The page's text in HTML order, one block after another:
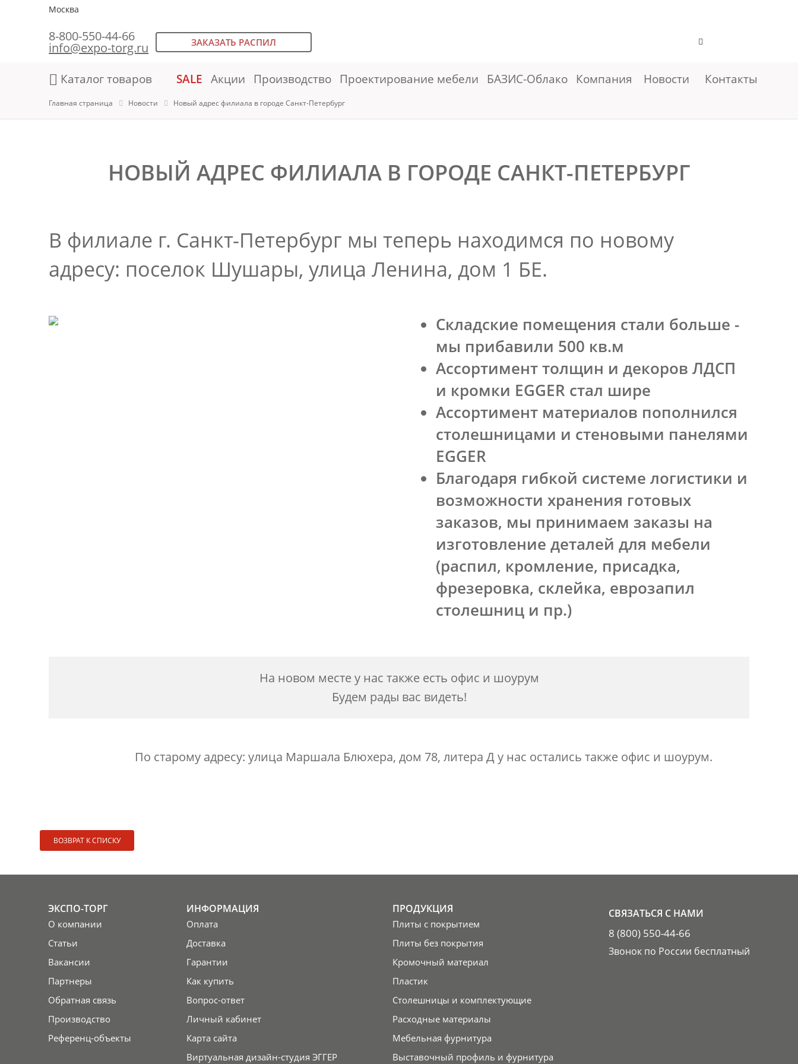
Москва
8-800-550-44-66
info@expo-torg.ru ЗАКАЗАТЬ РАСПИЛ
Каталог товаров SALE Акции Производство Проектирование мебели БАЗИС-Облако Компания Новости Контакты
Главная страница Новости Новый адрес филиала в городе Санкт-Петербург
НОВЫЙ АДРЕС ФИЛИАЛА В ГОРОДЕ САНКТ-ПЕТЕРБУРГ
В филиале г. Санкт-Петербург мы теперь находимся по новому
адресу: поселок Шушары, улица Ленина, дом 1 БЕ.
Складские помещения стали больше -
мы прибавили 500 кв.м
Ассортимент толщин и декоров ЛДСП
и кромки EGGER стал шире
Ассортимент материалов пополнился
столешницами и стеновыми панелями
EGGER
Благодаря гибкой системе логистики и
возможности хранения готовых
заказов, мы принимаем заказы на
изготовление деталей для мебели
(распил, кромление, присадка,
фрезеровка, склейка, еврозапил
столешниц и пр.)
На новом месте у нас также есть офис и шоурум
Будем рады вас видеть!
По старому адресу: улица Маршала Блюхера, дом 78, литера Д у нас остались также офис и шоурум.
ВОЗВРАТ К СПИСКУ
ЭКСПО-ТОРГ
О компании
Статьи
Вакансии
Партнеры
Обратная связь
Производство
Референц-объекты
ИНФОРМАЦИЯ
Оплата
Доставка
Гарантии
Как купить
Вопрос-ответ
Личный кабинет
Карта сайта
Виртуальная дизайн-студия ЭГГЕР
ПРОДУКЦИЯ
Плиты с покрытием
Плиты без покрытия
Кромочный материал
Пластик
Столешницы и комплектующие
Расходные материалы
Мебельная фурнитура
Выставочный профиль и фурнитура
СВЯЗАТЬСЯ С НАМИ
8 (800) 550-44-66
Звонок по России бесплатный